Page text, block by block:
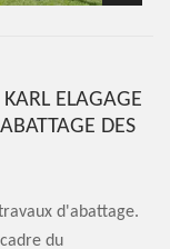
ELAGAGE
DES
d'abattage.
du